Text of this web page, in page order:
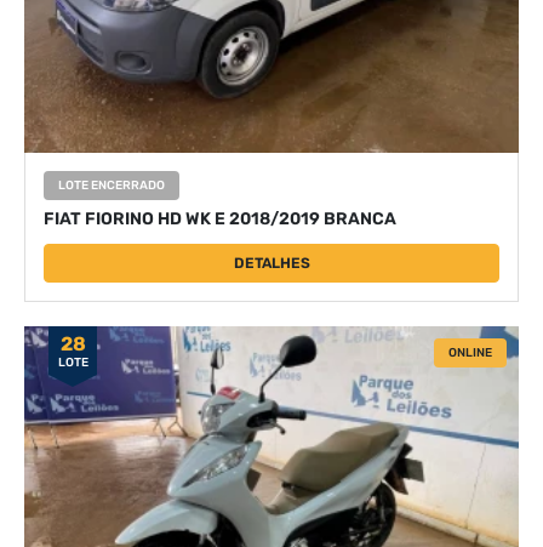
LOTE ENCERRADO
FIAT FIORINO HD WK E 2018/2019 BRANCA
DETALHES
28
LOTE
ONLINE